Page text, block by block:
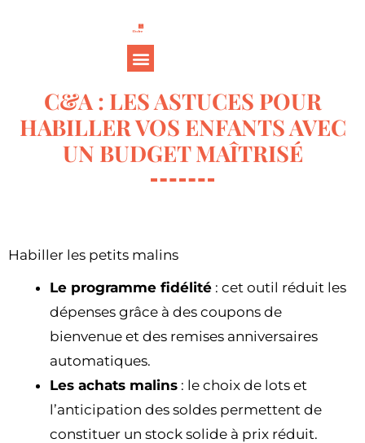
C&A : LES ASTUCES POUR
HABILLER VOS ENFANTS AVEC
UN BUDGET MAÎTRISÉ
Habiller les petits malins
Le programme fidélité : cet outil réduit les
dépenses grâce à des coupons de
bienvenue et des remises anniversaires
automatiques.
Les achats malins : le choix de lots et
l’anticipation des soldes permettent de
constituer un stock solide à prix réduit.